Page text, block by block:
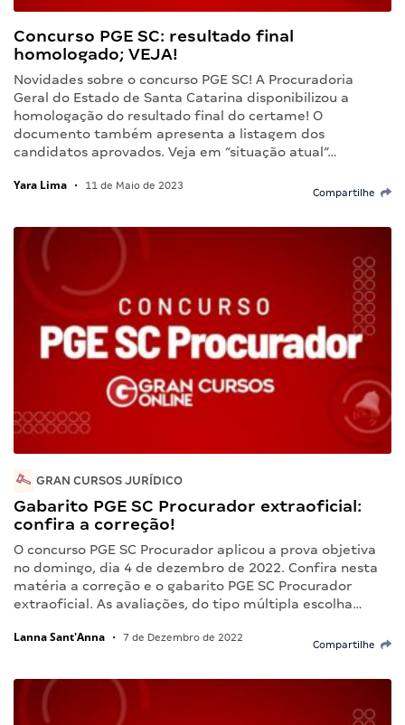
Concurso PGE SC: resultado final
homologado; VEJA!
Novidades sobre o concurso PGE SC! A Procuradoria
Geral do Estado de Santa Catarina disponibilizou a
homologação do resultado final do certame! O
documento também apresenta a listagem dos
candidatos aprovados. Veja em “situação atual”…
Yara Lima • 11 de Maio de 2023
Compartilhe
GRAN CURSOS JURÍDICO
Gabarito PGE SC Procurador extraoficial:
confira a correção!
O concurso PGE SC Procurador aplicou a prova objetiva
no domingo, dia 4 de dezembro de 2022. Confira nesta
matéria a correção e o gabarito PGE SC Procurador
extraoficial. As avaliações, do tipo múltipla escolha…
Lanna Sant'Anna • 7 de Dezembro de 2022
Compartilhe